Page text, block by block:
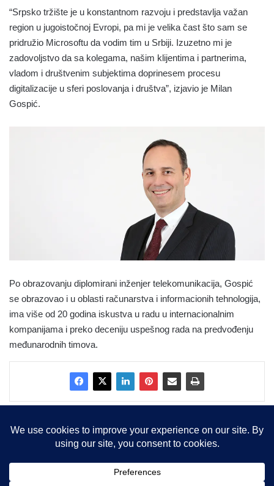
“Srpsko tržište je u konstantnom razvoju i predstavlja važan
region u jugoistočnoj Evropi, pa mi je velika čast što sam se
pridružio Microsoftu da vodim tim u Srbiji. Izuzetno mi je
zadovoljstvo da sa kolegama, našim klijentima i partnerima,
vladom i društvenim subjektima doprinesem procesu
digitalizacije u sferi poslovanja i društva”, izjavio je Milan
Gospić.
Po obrazovanju diplomirani inženjer telekomunikacija, Gospić
se obrazovao i u oblasti računarstva i informacionih tehnologija,
ima više od 20 godina iskustva u radu u internacionalnim
kompanijama i preko deceniju uspešnog rada na predvođenju
međunarodnih timova.
Copyright © 2015-2025, Sva prava zadržana | LBS Team d.o.o.
Facebook
X LinkedIn